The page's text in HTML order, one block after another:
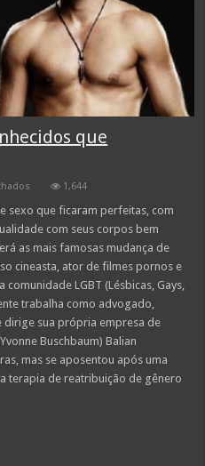
que
os
homens
conhecidos
que
nasceram
1,644
sexo que ficaram perfeitas, com
com seus corpos bem
as mais famosas mudança de
cineasta, ator de filmes pornos e
LGBT (Lésbicas, Gays,
trabalha como advogado,
dirige sua própria empresa de
Buschbaum) Balian
mas se aposentou após uma
terapia de reatribuição de gênero